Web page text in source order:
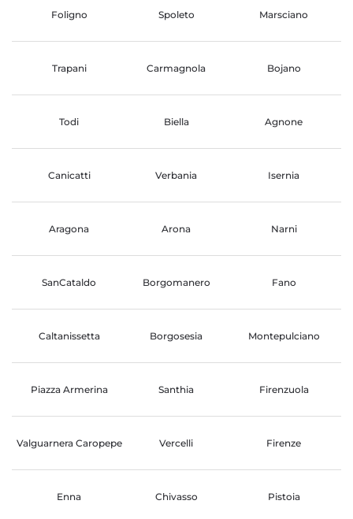
Foligno Spoleto Marsciano
Trapani Carmagnola Bojano
Todi Biella Agnone
Canicatti Verbania Isernia
Aragona Arona Narni
SanCataldo Borgomanero Fano
Caltanissetta Borgosesia Montepulciano
Piazza Armerina Santhia Firenzuola
Valguarnera Caropepe Vercelli Firenze
Enna Chivasso Pistoia